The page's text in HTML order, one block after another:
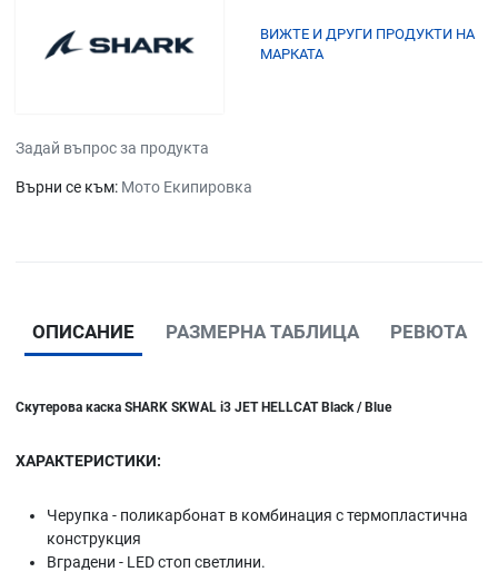
ВИЖТЕ И ДРУГИ ПРОДУКТИ НА
МАРКАТА
Задай въпрос за продукта
Върни се към: Мото Екипировка
ОПИСАНИЕ РАЗМЕРНА ТАБЛИЦА РЕВЮТА
Скутерова каска SHARK SKWAL i3 JET HELLCAT Black / Blue
ХАРАКТЕРИСТИКИ:
Черупка - поликарбонат в комбинация с термопластична
конструкция
Вградени - LED стоп светлини.